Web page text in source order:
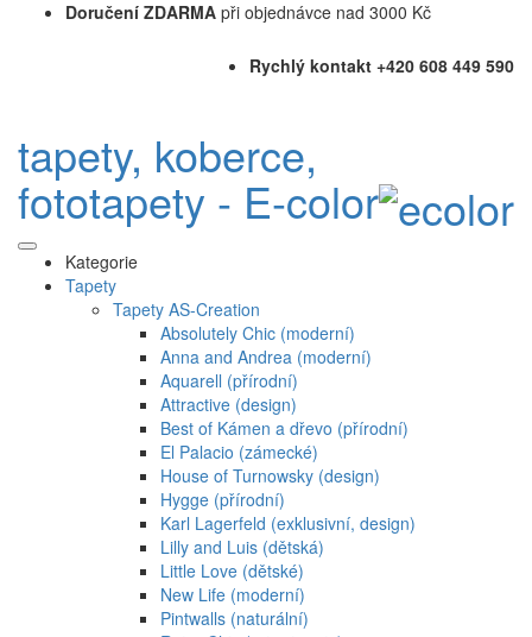
Doručení ZDARMA při objednávce nad 3000 Kč
Rychlý kontakt +420 608 449 590
tapety, koberce,
fototapety - E-color
Kategorie
Tapety
Tapety AS-Creation
Absolutely Chic (moderní)
Anna and Andrea (moderní)
Aquarell (přírodní)
Attractive (design)
Best of Kámen a dřevo (přírodní)
El Palacio (zámecké)
House of Turnowsky (design)
Hygge (přírodní)
Karl Lagerfeld (exklusivní, design)
Lilly and Luis (dětská)
Little Love (dětské)
New Life (moderní)
Pintwalls (naturální)